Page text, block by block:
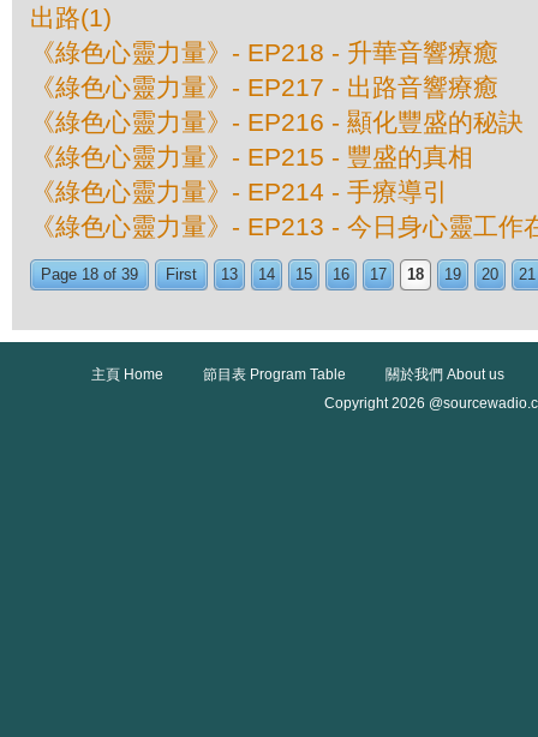
出路(1)
《綠色心靈力量》- EP218 - 升華音響療癒
《綠色心靈力量》- EP217 - 出路音響療癒
《綠色心靈力量》- EP216 - 顯化豐盛的秘訣
《綠色心靈力量》- EP215 - 豐盛的真相
《綠色心靈力量》- EP214 - 手療導引
《綠色心靈力量》- EP213 - 今日身心靈工作
Page 18 of 39 First 13 14 15 16 17 18 19 20 21
主頁 Home 節目表 Program Table
關於我們 About us
Copyright 2026